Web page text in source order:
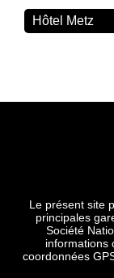
Hôtel Metz
Le présent site
principales
Société
informations
coordonnées